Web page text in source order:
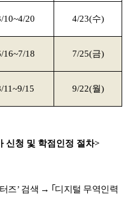
10~4/20 4/23(수)
16~7/18 7/25(금)
11~9/15 9/22(월)
신청 및 학점인정 절차>
즈’ 검색 → ｢디지 털 무역인력